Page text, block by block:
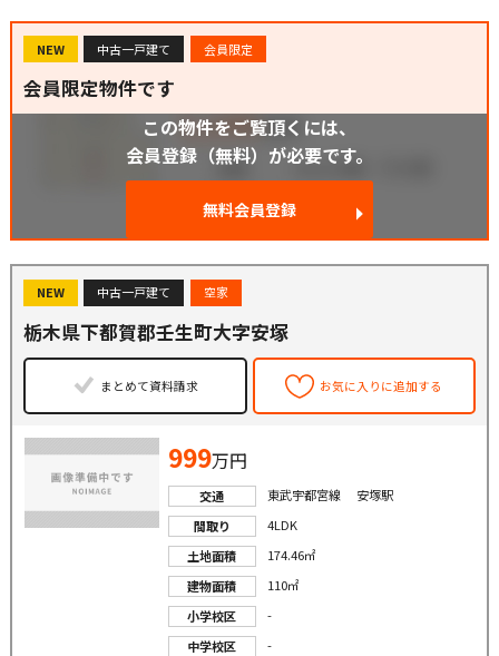
NEW 中古一戸建て 会員限定
会員限定物件です
この物件をご覧頂くには、
会員登録（無料）が必要です。
無料会員登録
NEW 中古一戸建て 空家
栃木県下都賀郡壬生町大字安塚
まとめて資料請求 お気に入りに追加する
999万円
交通
東武宇都宮線 安塚駅
間取り
4LDK
土地面積
174.46㎡
建物面積
110㎡
小学校区
-
中学校区
-